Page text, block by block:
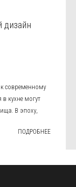
дизайн
современному
кухне могут
В эпоху,
ПОДРОБНЕЕ